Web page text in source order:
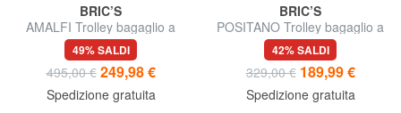
BRIC’S
AMALFI Trolley bagaglio a
mano
49% SALDI
495,00 € 249,98 €
Spedizione gratuita
BRIC’S
POSITANO Trolley bagaglio a
mano
42% SALDI
329,00 € 189,99 €
Spedizione gratuita